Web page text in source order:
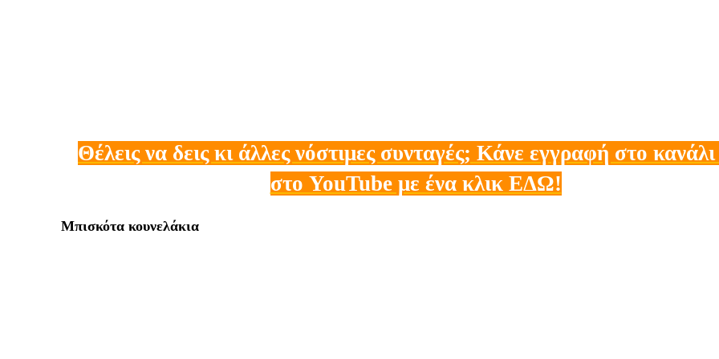
Θέλεις να δεις κι άλλες νόστιμες συνταγές; Κάνε εγγραφή στο
στο YouTube με ένα κλικ ΕΔΩ!
Μπισκότα κουνελάκια